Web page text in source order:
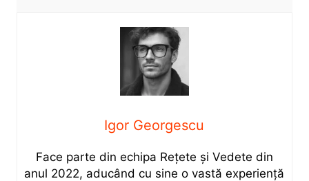
Igor Georgescu
Face parte din echipa Rețete și Vedete din
anul 2022, aducând cu sine o vastă experiență